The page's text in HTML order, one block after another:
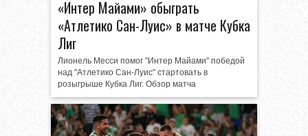
«Интер Майами» обыграть
«Атлетико Сан-Луис» в матче Кубка
Лиг
Лионель Месси помог "Интер Майами" победой
над "Атлетико Сан-Луис" стартовать в
розыгрыше Кубка Лиг. Обзор матча